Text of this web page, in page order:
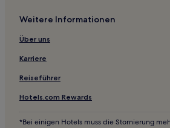
Hotels nahe Bahnhof Higashi-Narita
Hotels nahe Bahnhof Narita Airport
Manzai Hotels
Tobu Hotels
Kujukuri Hotels
Hotels nahe Sawara Historic Streets
Weitere Informationen
Über uns
Karriere
Reiseführer
Hotels.com Rewards
*Bei einigen Hotels muss die Stornierung